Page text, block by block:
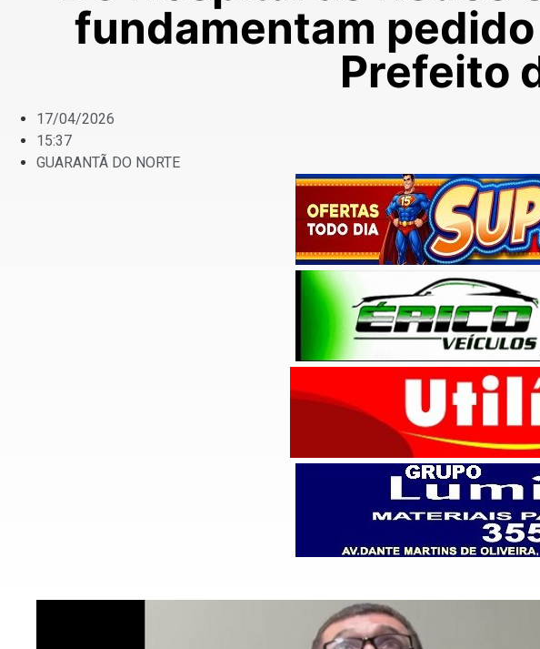
fundamentam
Prefeito
17/04/2026
15:37
GUARANTÃ DO NORTE